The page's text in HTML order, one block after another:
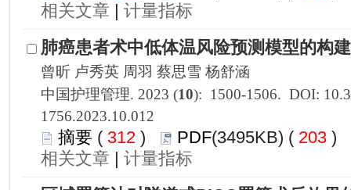
|
1756.2023.10.012
312 ) 203 )
|